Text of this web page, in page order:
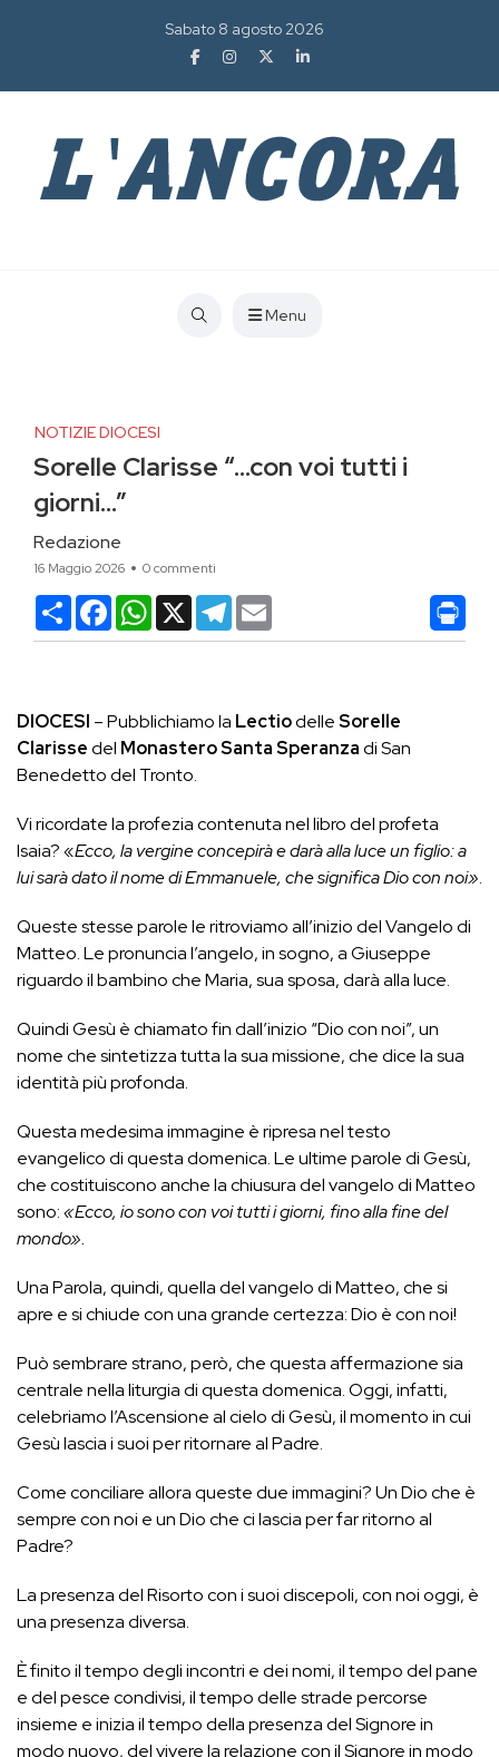
Sabato 8 agosto 2026
Menu
NOTIZIE DIOCESI
Sorelle Clarisse “…con voi tutti i
giorni…”
Redazione
16 Maggio 2026 0 commenti
CondividiFacebookWhatsApp
X Telegram
DIOCESI – Pubblichiamo la LectiodelleSorelle
Clarissedel Monastero Santa Speranzadi San
Benedetto del Tronto.
Vi ricordate la profezia contenuta nel libro del profeta
Isaia? «Ecco, la vergine concepirà e darà alla luce un figlio: a
lui sarà dato il nome di Emmanuele, che significa Dio con noi».
Queste stesse parole le ritroviamo all’inizio del Vangelo di
Matteo. Le pronuncia l’angelo, in sogno, a Giuseppe
riguardo il bambino che Maria, sua sposa, darà alla luce.
Quindi Gesù è chiamato fin dall’inizio “Dio con noi”, un
nome che sintetizza tutta la sua missione, che dice la sua
identità più profonda.
Questa medesima immagine è ripresa nel testo
evangelico di questa domenica. Le ultime parole di Gesù,
che costituiscono anche la chiusura del vangelo di Matteo
sono:«Ecco, io sono con voi tutti i giorni, fino alla fine del
mondo».
Una Parola, quindi, quella del vangelo di Matteo, che si
apre e si chiude con una grande certezza: Dio è con noi!
Può sembrare strano, però, che questa affermazione sia
centrale nella liturgia di questa domenica. Oggi, infatti,
celebriamo l’Ascensione al cielo di Gesù, il momento in cui
Gesù lascia i suoi per ritornare al Padre.
Come conciliare allora queste due immagini? Un Dio che è
sempre con noi e un Dio che ci lascia per far ritorno al
Padre?
La presenza del Risorto con i suoi discepoli, con noi oggi, è
una presenza diversa.
È finito il tempo degli incontri e dei nomi, il tempo del pane
e del pesce condivisi, il tempo delle strade percorse
insieme e inizia il tempo della presenza del Signore in
modo nuovo, del vivere la relazione con il Signore in modo